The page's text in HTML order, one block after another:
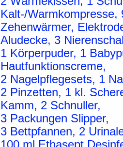
Kalt-/Warmkompresse,
Zehenwärmer,
Aludecke, 3
1 Körperpuder, 1
Hautfunktionscreme,
2 Nagelpflegesets, 1
2 Pinzetten, 1 kl.
Kamm, 2 Schnuller,
3 Packungen Slipper,
3 Bettpfannen, 2